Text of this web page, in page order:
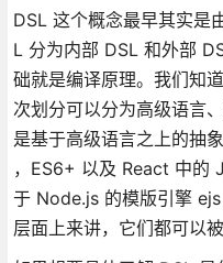
DSL 这个概念最早其实
L 分为内部 DSL 和外部
础就是编译原理。我们知
次划分可以分为高级语言
是基于高级语言之上的抽
，ES6+ 以及 React 中的
于 Node.js 的模版引擎
层面上来讲，它们都可以